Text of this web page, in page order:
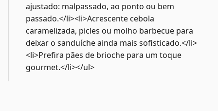
ajustado: malpassado, ao ponto ou bem
passado.</li><li>Acrescente cebola
caramelizada, picles ou molho barbecue para
deixar o sanduíche ainda mais sofisticado.</li>
<li>Prefira pães de brioche para um toque
gourmet.</li></ul>